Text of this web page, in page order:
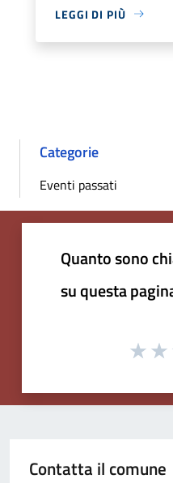
LEGGI DI PIÙ
Categorie
Eventi passati
Quanto sono
su questa
Contatta il comune